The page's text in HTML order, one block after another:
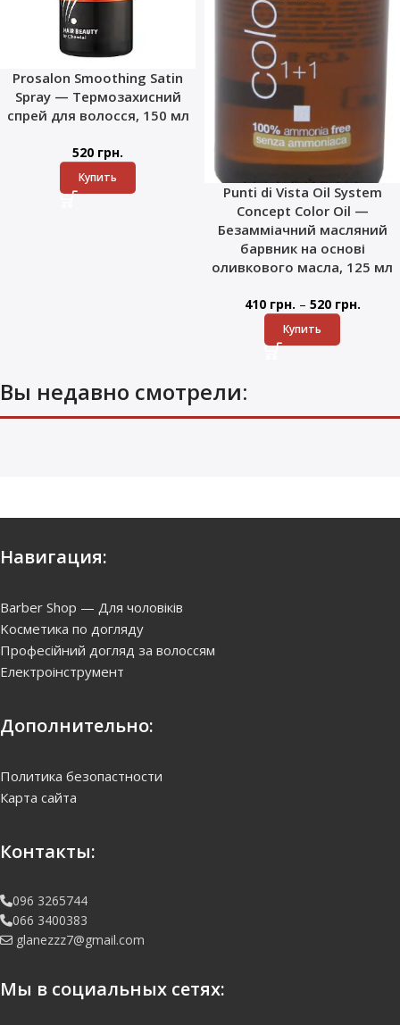
Prosalon Smoothing Satin
Spray — Термозахисний
спрей для волосся, 150 мл
520 грн.
Купить
Punti di Vista Oil System
Concept Color Oil —
Безамміачний масляний
барвник на основі
оливкового масла, 125 мл
410 грн. – 520 грн.
Купить
Вы недавно смотрели:
Навигация:
Barber Shop — Для чоловіків
Kосметика по догляду
Професійний догляд за волоссям
Електроінструмент
Дополнительно:
Политика безопастности
Карта сайта
Контакты:
096 3265744
066 3400383
glanezzz7@gmail.com
Мы в социальных сетях: